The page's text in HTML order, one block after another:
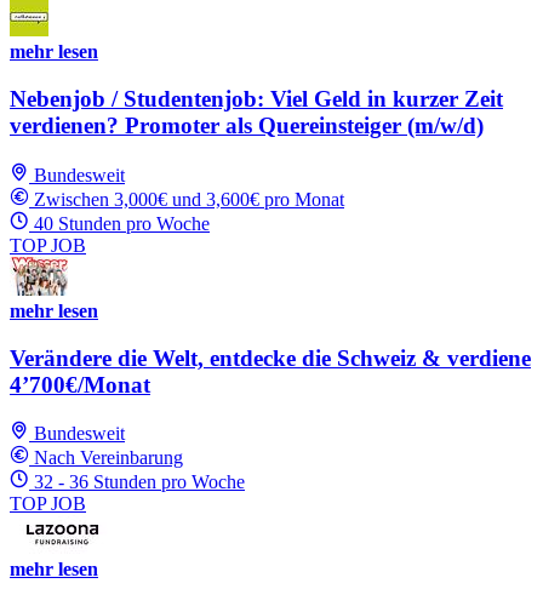
mehr lesen
Nebenjob / Studentenjob: Viel Geld in kurzer Zeit
verdienen? Promoter als Quereinsteiger (m/w/d)
Bundesweit
Zwischen 3,000€ und 3,600€ pro Monat
40 Stunden pro Woche
TOP JOB
mehr lesen
Verändere die Welt, entdecke die Schweiz & verdiene
4’700€/Monat
Bundesweit
Nach Vereinbarung
32 - 36 Stunden pro Woche
TOP JOB
mehr lesen